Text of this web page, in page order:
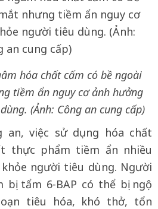
hóa chất cấm có bề ngoài
tiềm ẩn nguy cơ ảnh hưởng
(Ảnh: Công an cung cấp)
an, việc sử dụng hóa chất
thực phẩm tiềm ẩn nhiều
người tiêu dùng. Người
bị tẩm 6-BAP có thể bị ngộ
tiêu hóa, khó thở, tổn